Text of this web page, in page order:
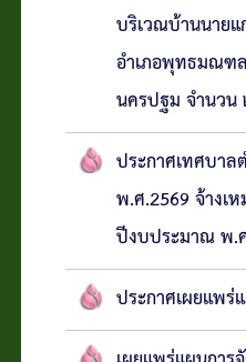
บริเวณบ้านนาย
อำเภอพุทธมณฑ
นครปฐม จำนว
ประกาศเทศบา
พ.ศ.2569 จ้างเ
ปีงบประมาณ พ.
ประกาศเผยแพ